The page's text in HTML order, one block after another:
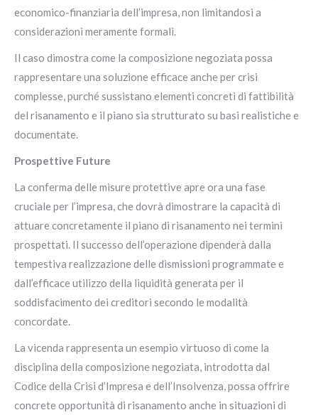
economico-finanziaria dell’impresa, non limitandosi a
considerazioni meramente formali.
Il caso dimostra come la composizione negoziata possa
rappresentare una soluzione efficace anche per crisi
complesse, purché sussistano elementi concreti di fattibilità
del risanamento e il piano sia strutturato su basi realistiche e
documentate.
Prospettive Future
La conferma delle misure protettive apre ora una fase
cruciale per l’impresa, che dovrà dimostrare la capacità di
attuare concretamente il piano di risanamento nei termini
prospettati. Il successo dell’operazione dipenderà dalla
tempestiva realizzazione delle dismissioni programmate e
dall’efficace utilizzo della liquidità generata per il
soddisfacimento dei creditori secondo le modalità
concordate.
La vicenda rappresenta un esempio virtuoso di come la
disciplina della composizione negoziata, introdotta dal
Codice della Crisi d’Impresa e dell’Insolvenza, possa offrire
concrete opportunità di risanamento anche in situazioni di